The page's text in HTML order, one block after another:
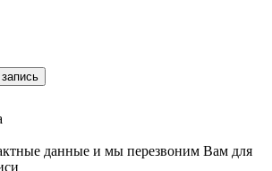
данные и мы перезвоним Вам для